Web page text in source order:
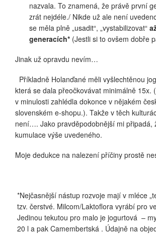
nazvala. To znamená, že právě první
zrát nejdéle./ Nikde už ale není
se měla plně „usadit“, „vystabilizovat“
generacích* (Jestli si to ovšem dobře
Jinak už opravdu nevím…
Příkladně Holanďané měli vyšlechtěnou
která se dala přeočkovávat minimálně 15x.
v minulosti zahlédla dokonce v nějakém
slovenském e-shopu.). Takže v těch
není…. Jako pravděpodobnější mi připadá,
kumulace výše uvedeného.
Moje dedukce na nalezení příčiny prostě
*Nejčasnější nástup rozvoje mají v mléce
tzv. čerstvé. Milcom/Laktoflora vyrábí pro
Jedinou tekutou pro malo je jogurtová –
20 l a pak Camembertská . Údajně na